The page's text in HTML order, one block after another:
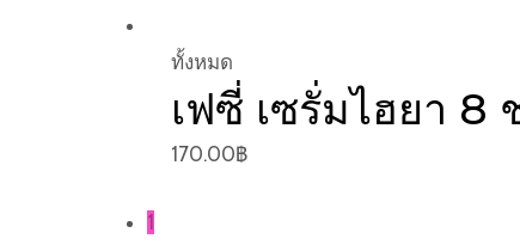
ทั้งหมด
เฟซี่ เซรั่มไฮยา 8
170.00฿
1